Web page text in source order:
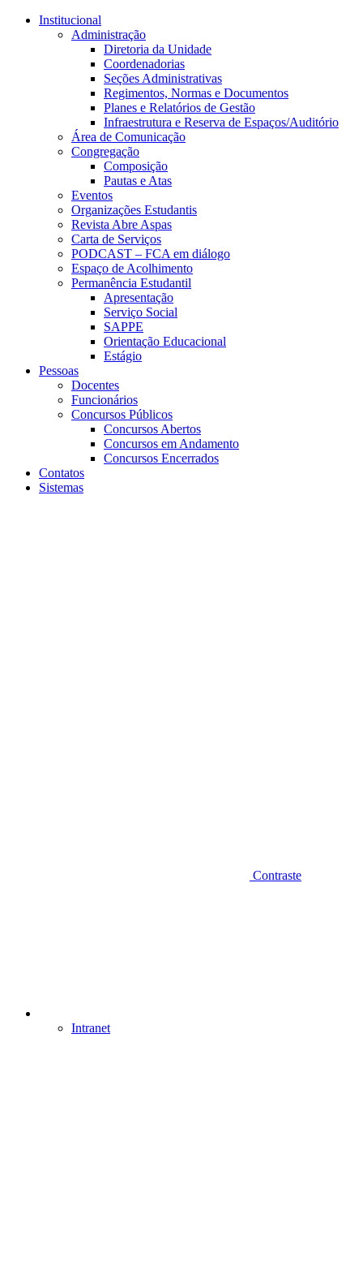
Conteúdo principal
Institucional
Administração
Diretoria da Unidade
Coordenadorias
Seções Administrativas
Regimentos, Normas e Documentos
Planes e Relatórios de Gestão
Infraestrutura e Reserva de Espaços/Auditório
Área de Comunicação
Congregação
Composição
Pautas e Atas
Eventos
Organizações Estudantis
Revista Abre Aspas
Carta de Serviços
PODCAST – FCA em diálogo
Espaço de Acolhimento
Permanência Estudantil
Apresentação
Serviço Social
SAPPE
Orientação Educacional
Estágio
Pessoas
Docentes
Funcionários
Concursos Públicos
Concursos Abertos
Concursos em Andamento
Concursos Encerrados
Contatos
Sistemas
Contraste
Intranet